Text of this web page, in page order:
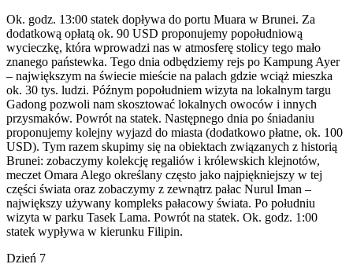
Ok. godz. 13:00 statek dopływa do portu Muara w Brunei. Za
dodatkową opłatą ok. 90 USD proponujemy popołudniową
wycieczkę, która wprowadzi nas w atmosferę stolicy tego mało
znanego państewka. Tego dnia odbędziemy rejs po Kampung Ayer
– największym na świecie mieście na palach gdzie wciąż mieszka
ok. 30 tys. ludzi. Późnym popołudniem wizyta na lokalnym targu
Gadong pozwoli nam skosztować lokalnych owoców i innych
przysmaków. Powrót na statek. Następnego dnia po śniadaniu
proponujemy kolejny wyjazd do miasta (dodatkowo płatne, ok. 100
USD). Tym razem skupimy się na obiektach związanych z historią
Brunei: zobaczymy kolekcję regaliów i królewskich klejnotów,
meczet Omara Alego określany często jako najpiękniejszy w tej
części świata oraz zobaczymy z zewnątrz pałac Nurul Iman –
największy używany kompleks pałacowy świata. Po południu
wizyta w parku Tasek Lama. Powrót na statek. Ok. godz. 1:00
statek wypływa w kierunku Filipin.
Dzień 7